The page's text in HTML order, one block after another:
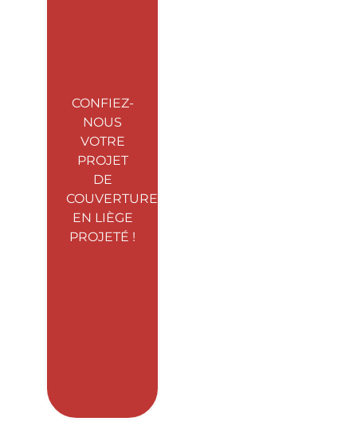
CONFIEZ-
NOUS
VOTRE
PROJET
DE
COUVERTURE
EN LIÈGE
PROJETÉ !